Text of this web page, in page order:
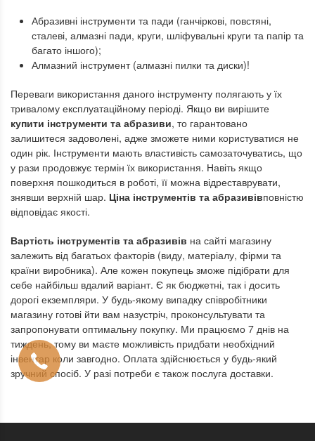
Абразивні інструменти та пади (ганчіркові, повстяні,
сталеві, алмазні пади, круги, шліфувальні круги та папір та
багато іншого);
Алмазний інструмент (алмазні пилки та диски)!
Переваги використання даного інструменту полягають у їх
тривалому експлуатаційному періоді. Якщо ви вирішите
купити інструменти та абразиви, то гарантовано
залишитеся задоволені, адже зможете ними користуватися не
один рік. Інструменти мають властивість самозаточуватись, що
у рази продовжує термін їх використання. Навіть якщо
поверхня пошкодиться в роботі, її можна відреставрувати,
знявши верхній шар. Ціна інструментів та абразивівповністю
відповідає якості.
Вартість інструментів та абразивів на сайті магазину
залежить від багатьох факторів (виду, матеріалу, фірми та
країни виробника). Але кожен покупець зможе підібрати для
себе найбільш вдалий варіант. Є як бюджетні, так і досить
дорогі екземпляри. У будь-якому випадку співробітники
магазину готові йти вам назустріч, проконсультувати та
запропонувати оптимальну покупку. Ми працюємо 7 днів на
тиждень, тому ви маєте можливість придбати необхідний
інвентар коли завгодно. Оплата здійснюється у будь-який
зручний спосіб. У разі потреби є також послуга доставки.